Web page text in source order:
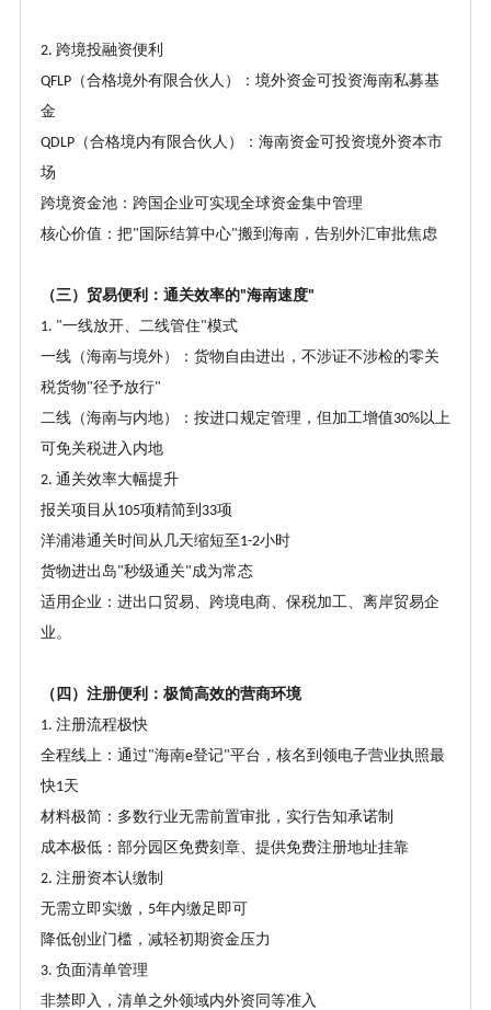
2. 跨境投融资便利
QFLP（合格境外有限合伙人）：境外资金可投资海南私募基
金
QDLP（合格境内有限合伙人）：海南资金可投资境外资本市
场
跨境资金池：跨国企业可实现全球资金集中管理
核心价值：把" 国际结算中心"搬到海南，告别外汇审批焦虑
（三）贸易便利：通关效率的"海南速度"
1. "一线放开、二线管住"模式
一线（海南与境外）：货物自由进出，不涉证不涉检的零关
税货物"径予放行"
二线（海南与内地）：按进口规定管理，但加工增值30%以上
可免关税进入内地
2. 通关效率大幅提升
报关项目从105项精简到 33项
洋浦港通关时间从几天缩短至1-2小时
货物进出岛"秒级通关"成为常态
适用企业：进出口贸易、跨境电商、保税加工、离岸贸易企
业。
（四）注册便利：极简高效的营商环境
1. 注册流程极快
全程线上：通过"海南e登记"平台，核名到领电子营业执照最
快1天
材料极简：多数行业无需前置审批，实行告知承诺制
成本极低：部分园区免费刻章、提供免费注册地址挂靠
2. 注册资本认缴制
无需立即实缴， 5年内缴足即可
降低创业门槛，减轻初期资金压力
3. 负面清单管理
非禁即入，清单之外领域内外资同等准入